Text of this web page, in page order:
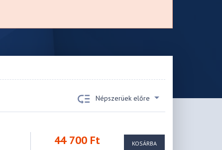
Népszerüek előre
44 700 Ft KOSÁRBA